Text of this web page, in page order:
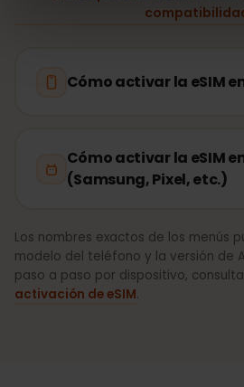
Cómo activar la eSIM
Cómo activar la eSIM
(Samsung, Pixel, etc.)
Los nombres exactos de los menús
modelo del teléfono y la versión de
paso a paso por dispositivo,
activación de eSIM.